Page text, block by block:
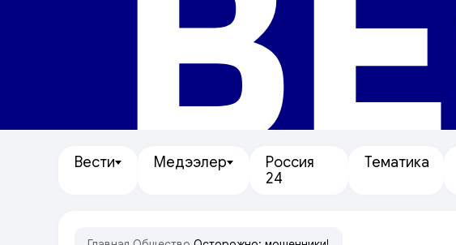
Вести Медээлер
Россия
24
Тематика